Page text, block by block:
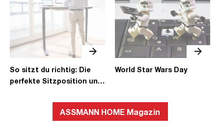
So sitzt du richtig: Die
perfekte Sitzposition und
World Star Wars Day
ASSMANN HOME Magazin